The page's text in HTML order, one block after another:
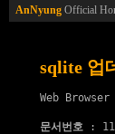
AnNyung Official
sqlite 업
Web Browser
문서번호